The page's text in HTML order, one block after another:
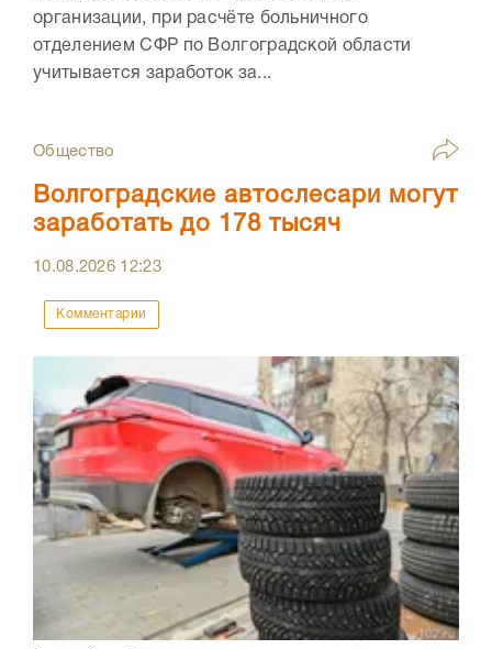
организации, при расчёте больничного
отделением СФР по Волгоградской области
учитывается заработок за...
Общество
Волгоградские автослесари могут
заработать до 178 тысяч
10.08.2026 12:23
Комментарии